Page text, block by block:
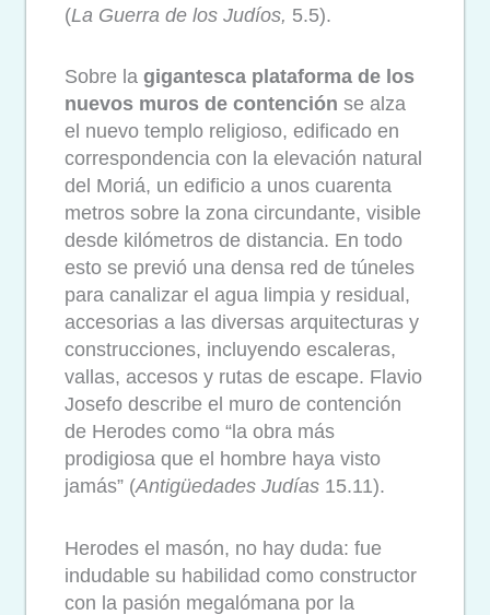
(La Guerra de los Judíos, 5.5).
Sobre la gigantesca plataforma de los
nuevos muros de contención se alza
el nuevo templo religioso, edificado en
correspondencia con la elevación natural
del Moriá, un edificio a unos cuarenta
metros sobre la zona circundante, visible
desde kilómetros de distancia. En todo
esto se previó una densa red de túneles
para canalizar el agua limpia y residual,
accesorias a las diversas arquitecturas y
construcciones, incluyendo escaleras,
vallas, accesos y rutas de escape. Flavio
Josefo describe el muro de contención
de Herodes como “la obra más
prodigiosa que el hombre haya visto
jamás” (Antigüedades Judías 15.11).
Herodes el masón, no hay duda: fue
indudable su habilidad como constructor
con la pasión megalómana por la